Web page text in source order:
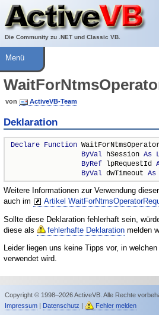
Die Community zu .NET und Classic VB.
Über ActiveVB
Hilfe
Menü
von ActiveVB-Team
Deklaration
Declare Function
ByVal hSession As
ByRef lpRequestId
ByVal dwTimeout As
Weitere Informationen zur Verwendung
auch im
Artikel
Sollte diese Deklaration fehlerhaft sein,
diese als
fehlerhafte Deklaration melden
Leider liegen uns keine Tipps vor, in
verwendet wird.
Copyright © 1998–2026 ActiveVB. Alle Rechte
Impressum| Datenschutz | Fehler melden